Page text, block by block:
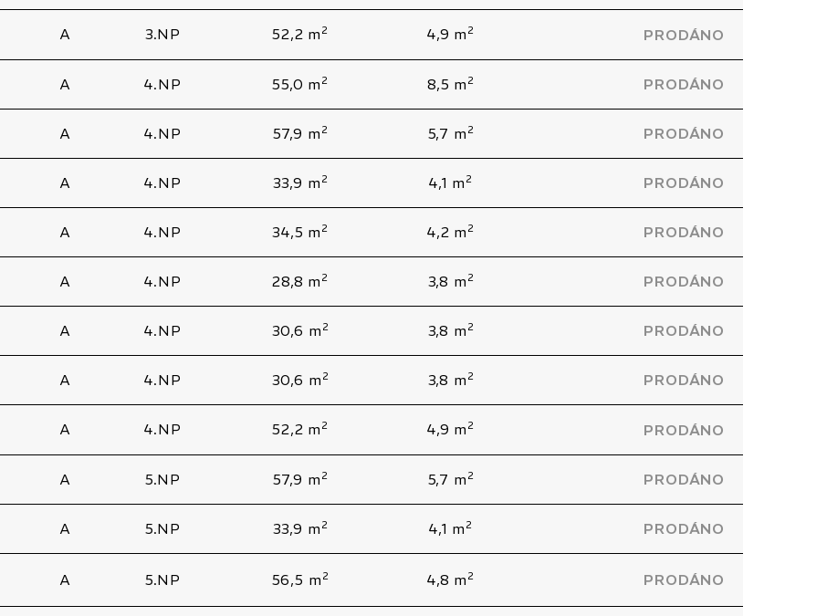
A 3.NP 52,2 m 2 4,9 m 2 PRODÁNO
A 4.NP 55,0 m 2 8,5 m 2 PRODÁNO
A 4.NP 57,9 m 2 5,7 m 2 PRODÁNO
A 4.NP 33,9 m 2 4,1 m 2 PRODÁNO
A 4.NP 34,5 m 2 4,2 m 2 PRODÁNO
A 4.NP 28,8 m 2 3,8 m 2 PRODÁNO
A 4.NP 30,6 m 2 3,8 m 2 PRODÁNO
A 4.NP 30,6 m 2 3,8 m 2 PRODÁNO
A 4.NP 52,2 m 2 4,9 m 2 PRODÁNO
A 5.NP 57,9 m 2 5,7 m 2 PRODÁNO
A 5.NP 33,9 m 2 4,1 m 2 PRODÁNO
A 5.NP 56,5 m 2 4,8 m 2 PRODÁNO